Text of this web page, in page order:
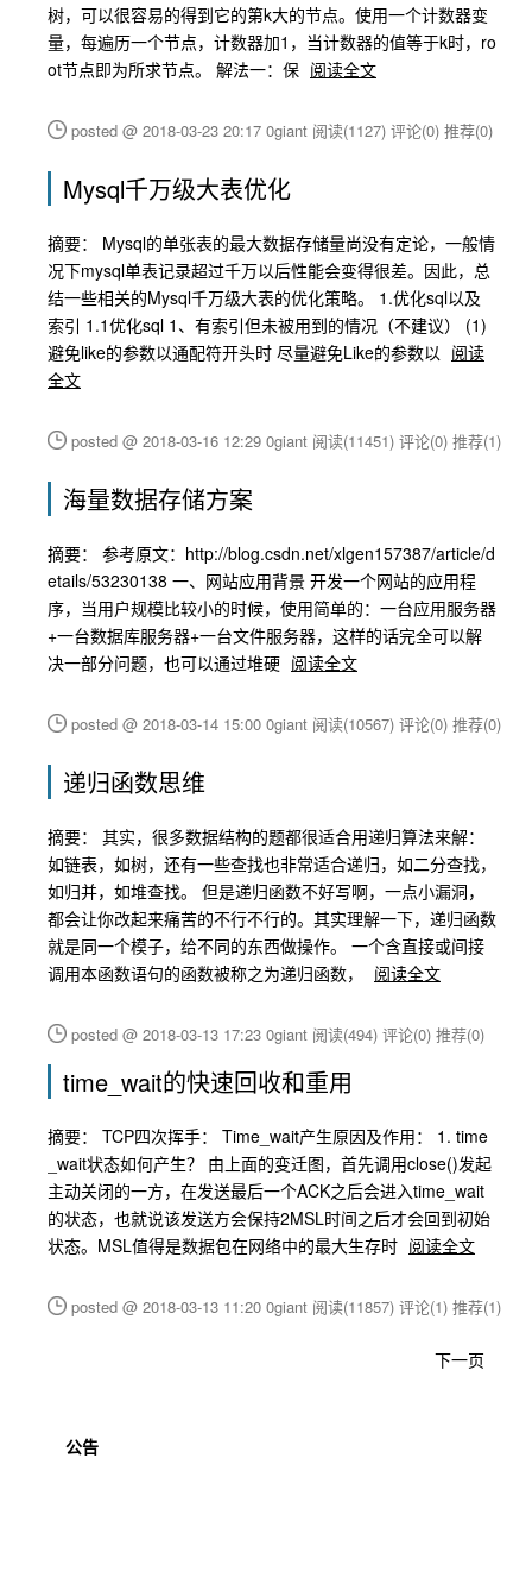
树，可以很容易的得到它的第k大的节点。使用一个计数器变
量，每遍历一个节点，计数器加1，当计数器的值等于k时，ro
ot节点即为所求节点。 解法一：保 阅读全文
posted @ 2018-03-23 20:17 0giant 阅读(1127) 评论(0) 推荐(0)
Mysql千万级大表优化
摘要： Mysql的单张表的最大数据存储量尚没有定论，一般情
况下mysql单表记录超过千万以后性能会变得很差。因此，总
结一些相关的Mysql千万级大表的优化策略。 1.优化sql以及
索引 1.1优化sql 1、有索引但未被用到的情况（不建议） (1)
避免like的参数以通配符开头时 尽量避免Like的参数以 阅读
全文
posted @ 2018-03-16 12:29 0giant 阅读(11451) 评论(0) 推荐(1)
海量数据存储方案
摘要： 参考原文：http://blog.csdn.net/xlgen157387/article/d
etails/53230138 一、网站应用背景 开发一个网站的应用程
序，当用户规模比较小的时候，使用简单的：一台应用服务器
+一台数据库服务器+一台文件服务器，这样的话完全可以解
决一部分问题，也可以通过堆硬 阅读全文
posted @ 2018-03-14 15:00 0giant 阅读(10567) 评论(0) 推荐(0)
递归函数思维
摘要： 其实，很多数据结构的题都很适合用递归算法来解：
如链表，如树，还有一些查找也非常适合递归，如二分查找，
如归并，如堆查找。 但是递归函数不好写啊，一点小漏洞，
都会让你改起来痛苦的不行不行的。其实理解一下，递归函数
就是同一个模子，给不同的东西做操作。 一个含直接或间接
调用本函数语句的函数被称之为递归函数，
阅读全文
posted @ 2018-03-13 17:23 0giant 阅读(494) 评论(0) 推荐(0)
time_wait的快速回收和重用
摘要： TCP四次挥手： Time_wait产生原因及作用： 1. time
_wait状态如何产生？ 由上面的变迁图，首先调用close()发起
主动关闭的一方，在发送最后一个ACK之后会进入time_wait
的状态，也就说该发送方会保持2MSL时间之后才会回到初始
状态。MSL值得是数据包在网络中的最大生存时 阅读全文
posted @ 2018-03-13 11:20 0giant 阅读(11857) 评论(1) 推荐(1)
下一页
公告